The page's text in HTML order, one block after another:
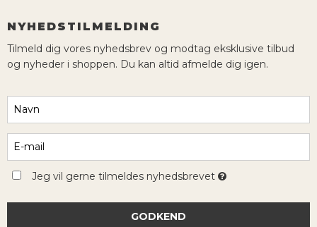
NYHEDSTILMELDING
Tilmeld dig vores nyhedsbrev og modtag eksklusive tilbud
og nyheder i shoppen. Du kan altid afmelde dig igen.
Jeg vil gerne tilmeldes nyhedsbrevet
GODKEND